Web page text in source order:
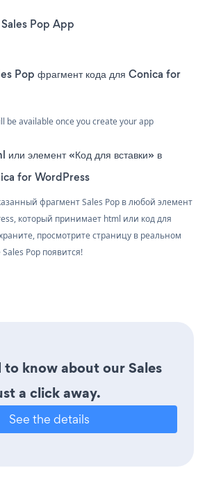
Pop App
Pop фрагмент кода для Conica for
be available once you create your app
или элемент «Код для вставки» в
for WordPress
фрагмент Sales Pop в любой элемент
который принимает html или код для
просмотрите страницу в реальном
Pop появится!
to know about our Sales
a click away.
See the details